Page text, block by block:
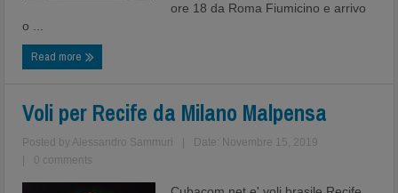
ore 18 da Roma Fiumicino e arrivo
o ...
Read more
Voli per Recife da Milano Malpensa
Posted by Alessandro Sammuri
Date: Novembre 15, 2019
0 comments